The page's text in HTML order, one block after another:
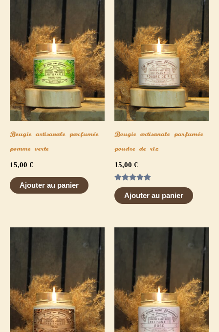
Bougie artisanale parfumée
pomme verte
15,00 €
Ajouter au panier
Bougie artisanale parfumée
poudre de riz
15,00 €
Note
5.00
sur 5
Ajouter au panier